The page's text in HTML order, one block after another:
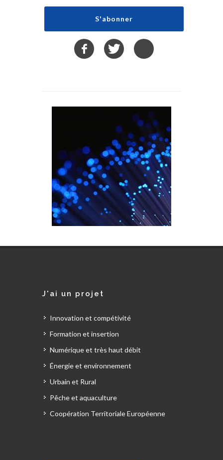
J'ai un projet
Innovation et compétivité
Formation et insertion
Numérique et très haut débit
Énergie et environnement
Urbain et Rural
Pêche et aquaculture
Coopération Territoriale Européenne